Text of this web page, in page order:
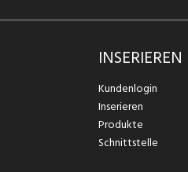
INSERIEREN
Kundenlogin
Inserieren
Produkte
Schnittstelle